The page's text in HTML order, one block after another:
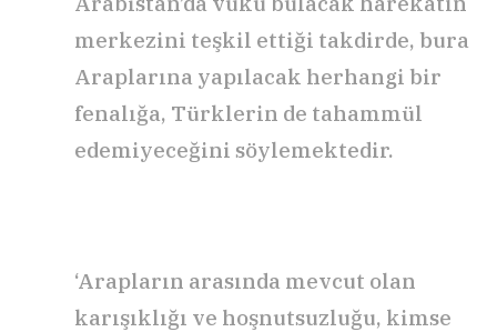
merkezini teşkil ettiği takdirde, bura
Araplarına yapılacak herhangi bir
fenalığa, Türklerin de tahammül
edemiyeceğini söylemektedir.
‘Arapların arasında mevcut olan
karışıklığı ve hoşnutsuzluğu, kimse